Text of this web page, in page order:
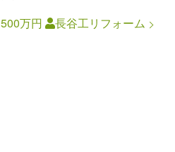
500万円 長谷工リフォーム